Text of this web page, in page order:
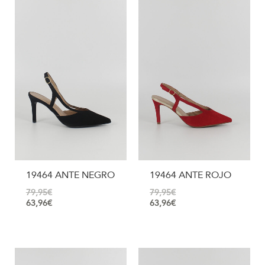
19464 ANTE NEGRO
79,95€
63,96€
19464 ANTE ROJO
79,95€
63,96€